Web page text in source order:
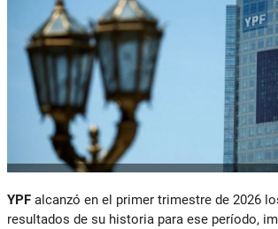
YPF alcanzó en el primer trimestre de 2026
resultados de su historia para ese período,